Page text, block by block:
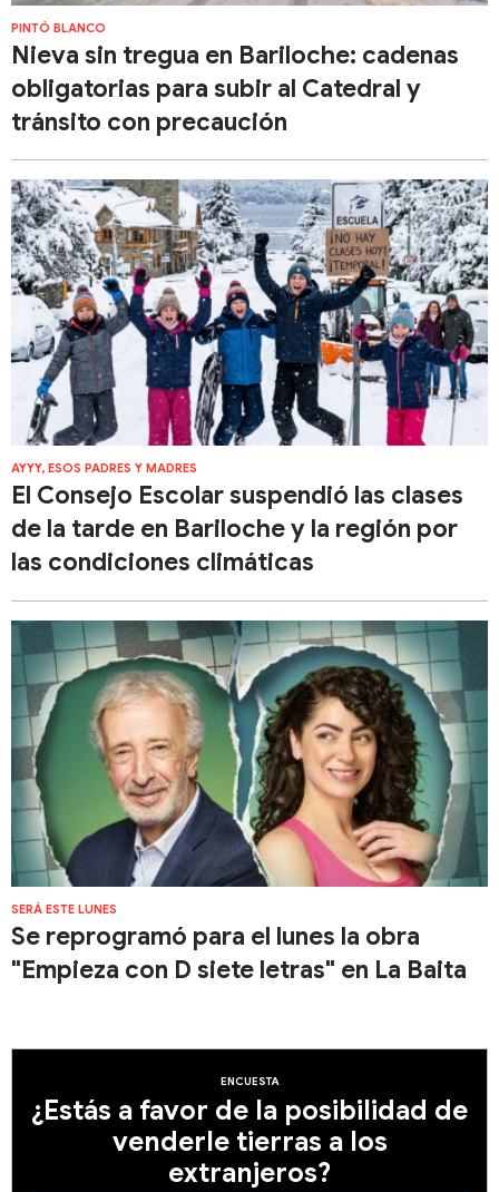
PINTÓ BLANCO
Nieva sin tregua en Bariloche: cadenas
obligatorias para subir al Catedral y
tránsito con precaución
AYYY, ESOS PADRES Y MADRES
El Consejo Escolar suspendió las clases
de la tarde en Bariloche y la región por
las condiciones climáticas
SERÁ ESTE LUNES
Se reprogramó para el lunes la obra
"Empieza con D siete letras" en La Baita
ENCUESTA
¿Estás a favor de la posibilidad de
venderle tierras a los
extranjeros?